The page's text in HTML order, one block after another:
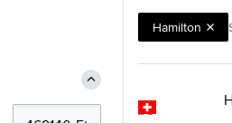
Hamilton